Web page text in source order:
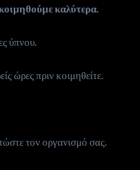
καλύτερα.
ύπνου.
ώρες πριν κοιμηθείτε.
τον οργανισμό σας.